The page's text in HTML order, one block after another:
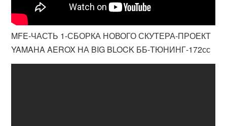
MFE-ЧАСТЬ 1-СБОРКА НОВОГО СКУТЕРА-ПРОЕКТ
YAMAHA AEROX НА BIG BLOCK ББ-ТЮНИНГ-172сс